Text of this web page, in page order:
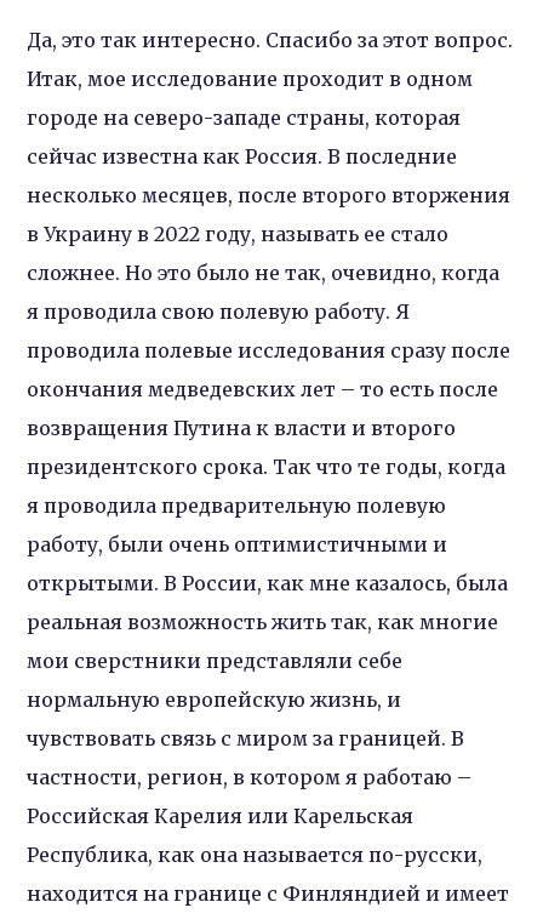
Да, это так интересно. Спасибо за этот вопрос.
Итак, мое исследование проходит в одном
городе на северо-западе страны, которая
сейчас известна как Россия. В последние
несколько месяцев, после второго вторжения
в Украину в 2022 году, называть ее стало
сложнее. Но это было не так, очевидно, когда
я проводила свою полевую работу. Я
проводила полевые исследования сразу после
окончания медведевских лет – то есть после
возвращения Путина к власти и второго
президентского срока. Так что те годы, когда
я проводила предварительную полевую
работу, были очень оптимистичными и
открытыми. В России, как мне казалось, была
реальная возможность жить так, как многие
мои сверстники представляли себе
нормальную европейскую жизнь, и
чувствовать связь с миром за границей. В
частности, регион, в котором я работаю –
Российская Карелия или Карельская
Республика, как она называется по-русски,
находится на границе с Финляндией и имеет